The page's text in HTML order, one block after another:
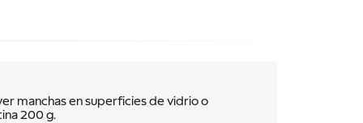
manchas en superficies de vidrio o
200 g.